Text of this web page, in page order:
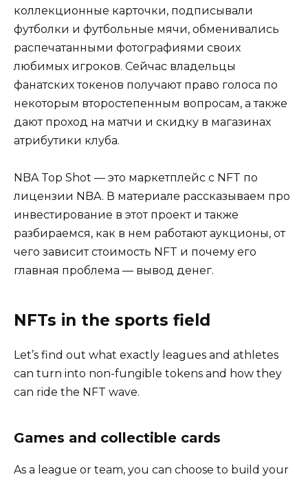
коллекционные карточки, подписывали
футболки и футбольные мячи, обменивались
распечатанными фотографиями своих
любимых игроков. Сейчас владельцы
фанатских токенов получают право голоса по
некоторым второстепенным вопросам, а также
дают проход на матчи и скидку в магазинах
атрибутики клуба.
NBA Top Shot — это маркетплейс с NFT по
лицензии NBA. В материале рассказываем про
инвестирование в этот проект и также
разбираемся, как в нем работают аукционы, от
чего зависит стоимость NFT и почему его
главная проблема — вывод денег.
NFTs in the sports field
Let’s find out what exactly leagues and athletes
can turn into non-fungible tokens and how they
can ride the NFT wave.
Games and collectible cards
As a league or team, you can choose to build your